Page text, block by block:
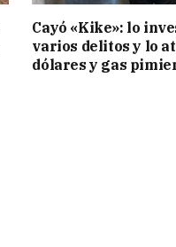
Cayó «Kike»: lo
varios delitos y lo
dólares y gas